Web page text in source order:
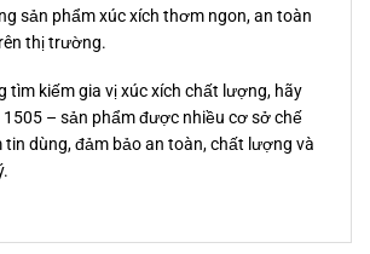
sản phẩm xúc xích thơm ngon, an toàn
thị trường.
tìm kiếm gia vị xúc xích chất lượng, hãy
1505 – sản phẩm được nhiều cơ sở chế
tin dùng, đảm bảo an toàn, chất lượng và